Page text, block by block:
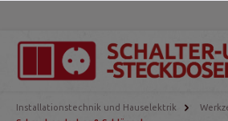
Installationstechnik und Hauselektrik